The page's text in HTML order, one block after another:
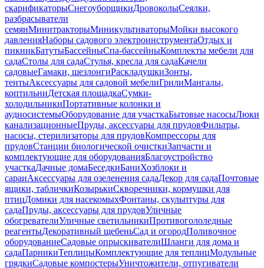
скарификаторыСнегоуборщикиДровоколыСеялки,
разбрасыватели
семянМинитракторыМиникультиваторыМойки высокого
давленияНаборы садового электроинструментаОтдых и
пикникБатутыБассейныСпа-бассейныКомплекты мебели для
садаСтолы для садаСтулья, кресла для садаКачели
садовыеГамаки, шезлонгиРаскладушкиЗонты,
тентыАксессуары для садовой мебелиГрилиМангалы,
коптильниДетская площадкаСумки-
холодильникиПортативные колонки и
аудиосистемыОборудование для участкаБытовые насосыЛюки
канализационныеПруды, аксессуары для прудовФильтры,
насосы, стерилизаторы для прудовКомпрессоры для
прудовСтанции биологической очисткиЗапчасти и
комплектующие для оборудованияБлагоустройство
участкаДачные домаБеседкиБаниХозблоки и
сараиАксессуары для озеленения садаДекор для садаПочтовые
ящики, табличкиКозырькиСкворечники, кормушки для
птицДомики для насекомыхФонтаны, скульптуры для
садаПруды, аксессуары для прудовУличные
обогревателиУличные светильникиПротивогололедные
реагентыДекоративный щебеньСад и огородПоливочное
оборудованиеСадовые опрыскивателиШланги для дома и
садаПарникиТеплицыКомплектующие для теплицМодульные
грядкиСадовые компостерыУничтожители, отпугиватели